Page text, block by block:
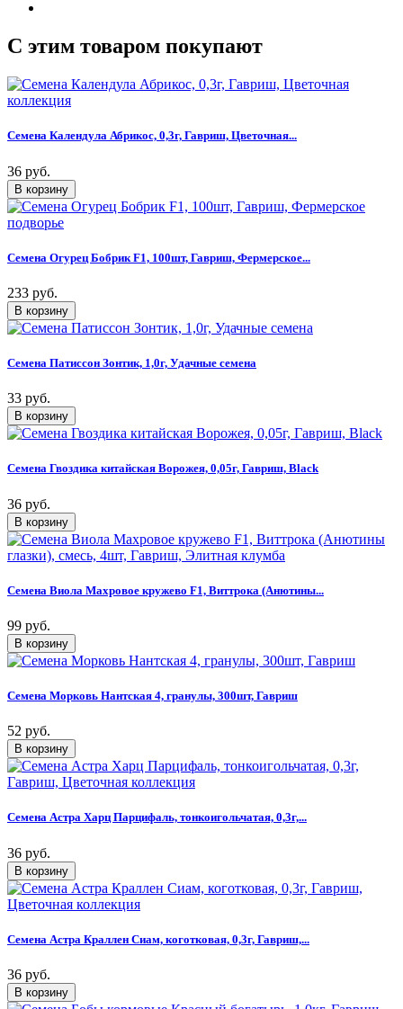
C этим товаром покупают
Семена Календула Абрикос, 0,3г, Гавриш, Цветочная...
36 руб.
Семена Огурец Бобрик F1, 100шт, Гавриш, Фермерское...
233 руб.
Семена Патиссон Зонтик, 1,0г, Удачные семена
33 руб.
Семена Гвоздика китайская Ворожея, 0,05г, Гавриш, Black
36 руб.
Семена Виола Махровое кружево F1, Виттрока (Анютины...
99 руб.
Семена Морковь Нантская 4, гранулы, 300шт, Гавриш
52 руб.
Семена Астра Харц Парцифаль, тонкоигольчатая, 0,3г,...
36 руб.
Семена Астра Краллен Сиам, коготковая, 0,3г, Гавриш,...
36 руб.